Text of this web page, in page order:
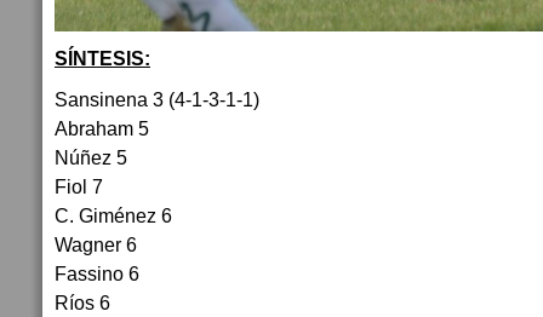
SÍNTESIS:
Sansinena 3 (4-1-3-1-1)
Abraham 5
Núñez 5
Fiol 7
C. Giménez 6
Wagner 6
Fassino 6
Ríos 6